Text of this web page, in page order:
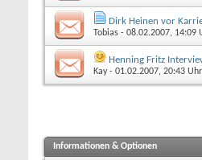
Dirk Heinen vor
Tobias - 08.02.2007, 14:09
Henning Fritz
Kay- 01.02.2007, 20:43 Uhr
Informationen & Optionen